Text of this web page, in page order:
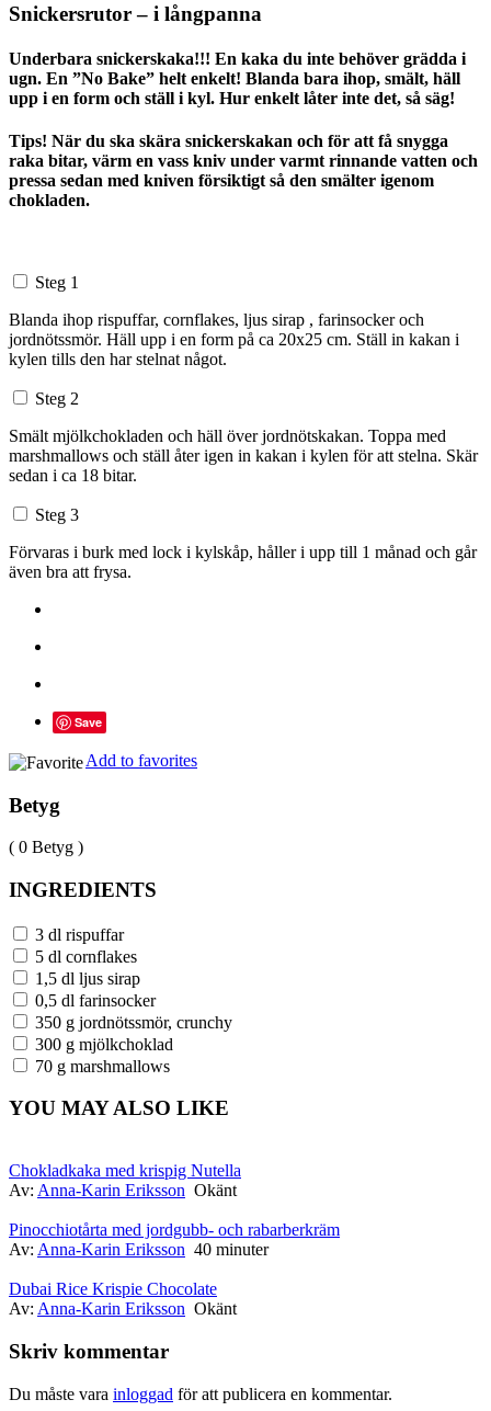
Snickersrutor – i långpanna
Underbara snickerskaka!!! En kaka du inte behöver grädda i
ugn. En ”No Bake” helt enkelt! Blanda bara ihop, smält, häll
upp i en form och ställ i kyl. Hur enkelt låter inte det, så säg!
Tips! När du ska skära snickerskakan och för att få snygga
raka bitar, värm en vass kniv under varmt rinnande vatten och
pressa sedan med kniven försiktigt så den smälter igenom
chokladen.
Steg 1
Blanda ihop rispuffar, cornflakes, ljus sirap , farinsocker och
jordnötssmör. Häll upp i en form på ca 20x25 cm. Ställ in kakan i
kylen tills den har stelnat något.
Steg 2
Smält mjölkchokladen och häll över jordnötskakan. Toppa med
marshmallows och ställ åter igen in kakan i kylen för att stelna. Skär
sedan i ca 18 bitar.
Steg 3
Förvaras i burk med lock i kylskåp, håller i upp till 1 månad och går
även bra att frysa.
Save
Add to favorites
Betyg
( 0 Betyg )
INGREDIENTS
3 dl rispuffar
5 dl cornflakes
1,5 dl ljus sirap
0,5 dl farinsocker
350 g jordnötssmör, crunchy
300 g mjölkchoklad
70 g marshmallows
YOU MAY ALSO LIKE
Chokladkaka med krispig Nutella
Av: Anna-Karin Eriksson Okänt
Pinocchiotårta med jordgubb- och rabarberkräm
Av: Anna-Karin Eriksson 40 minuter
Dubai Rice Krispie Chocolate
Av: Anna-Karin Eriksson Okänt
Skriv kommentar
Du måste vara inloggad för att publicera en kommentar.